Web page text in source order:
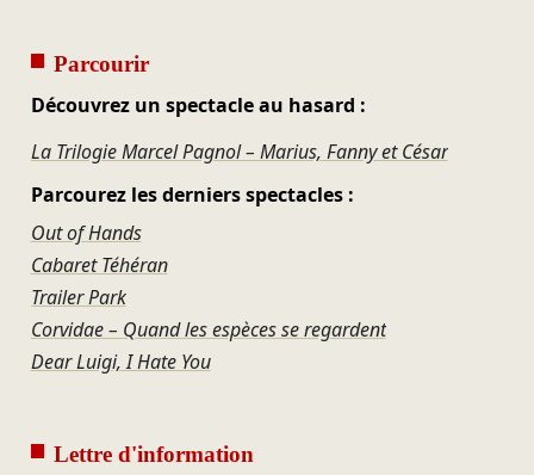
Parcourir
Découvrez un spectacle au hasard :
La Trilogie Marcel Pagnol – Marius, Fanny et César
Parcourez les derniers spectacles :
Out of Hands
Cabaret Téhéran
Trailer Park
Corvidae – Quand les espèces se regardent
Dear Luigi, I Hate You
Lettre d'information